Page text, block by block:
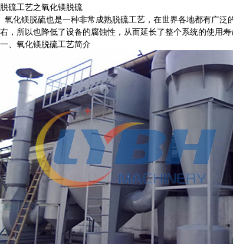
脱硫工艺之氧化镁脱硫
氧化镁脱硫也是一种非常成熟脱硫工艺，在世界各地都有广
右，所以也降低了设备的腐蚀性，从而延长了整个系统的使用
一、氧化镁脱硫工艺简介